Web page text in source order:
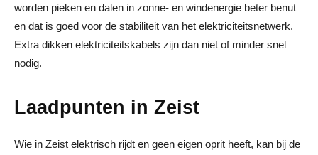
worden pieken en dalen in zonne- en windenergie beter benut
en dat is goed voor de stabiliteit van het elektriciteitsnetwerk.
Extra dikken elektriciteitskabels zijn dan niet of minder snel
nodig.
Laadpunten in Zeist
Wie in Zeist elektrisch rijdt en geen eigen oprit heeft, kan bij de